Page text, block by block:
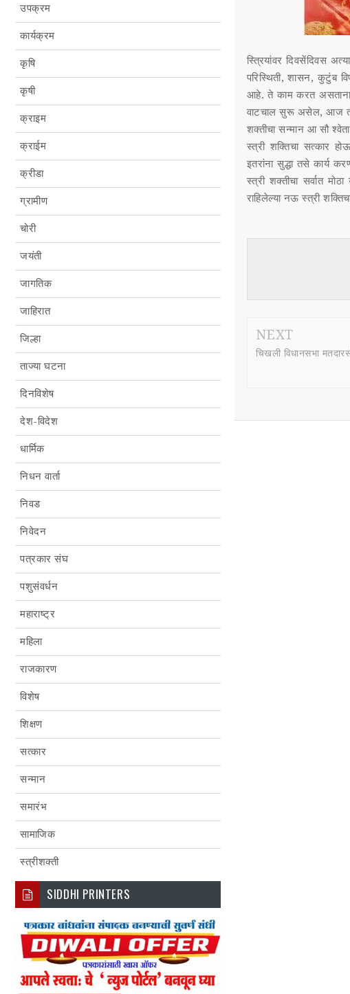
उपक्रम
कार्यक्रम
कृषि
कृषी
क्राइम
क्राईम
क्रीडा
ग्रामीण
चोरी
जयंती
जागतिक
जाहिरात
जिल्हा
ताज्या घटना
दिनविशेष
देश-विदेश
धार्मिक
निधन वार्ता
निवड
निवेदन
पत्रकार संघ
पशुसंवर्धन
महाराष्ट्र
महिला
राजकारण
विशेष
शिक्षण
सत्कार
सन्मान
समारंभ
सामाजिक
स्त्रीशक्ती
SIDDHI PRINTERS
स्त्रियांवर दिवसेंदिवस
परिस्थिती, शासन, कुटुंब
आहे. ते काम करत असताना
वाटचाल सुरू असेल, आज
शक्तीचा सन्मान आ सौ
स्त्री शक्तिचा सत्कार
इतरांना सुद्धा तसे कार्य
स्त्री शक्तीचा सर्वात
राहिलेल्या नऊ स्त्री
NEXT
चिखली विधानसभा